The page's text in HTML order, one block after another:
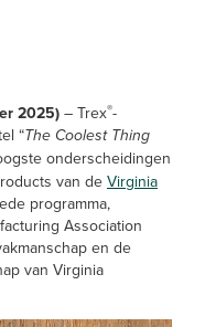
2025)– Trex®-
“The Coolest Thing
onderscheidingen
van de Virginia
programma,
Association
en de
van Virginia